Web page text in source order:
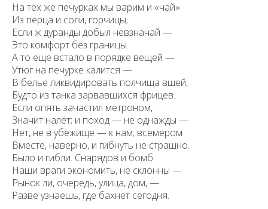
На тех же печурках мы варим и «чай»
Из перца и соли, горчицы;
Если ж дуранды добыл невзначай —
Это комфорт без границы.
А то ещё встало в порядке вещей —
Утюг на печурке калится —
В белье ликвидировать полчища вшей,
Будто из танка зарвавшихся фрицев.
Если опять зачастил метроном,
Значит налёт; и поход — не однажды —
Нет, не в убежище — к нам; всемером
Вместе, наверно, и гибнуть не страшно.
Было и гибли. Снарядов и бомб
Наши враги экономить, не склонны —
Рынок ли, очередь, улица, дом, —
Разве узнаешь, где бахнет сегодня.